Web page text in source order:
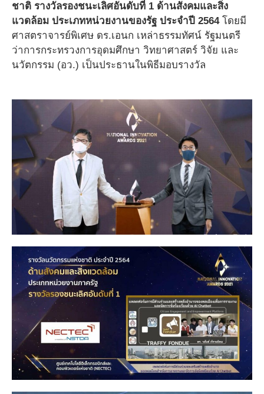
ชาติ รางวัลรองชนะเลิศอันดับที่ 1 ด้านสังคมและสิ่ง
แวดล้อม ประเภทหน่วยงานของรัฐ ประจำปี 2564โดยมี
ศาสตราจารย์พิเศษ ดร.เอนก เหล่าธรรมทัศน์ รัฐมนตรี
ว่าการกระทรวงการอุดมศึกษา วิทยาศาสตร์ วิจัย และ
นวัตกรรม (อว.) เป็นประธานในพิธีมอบรางวัล